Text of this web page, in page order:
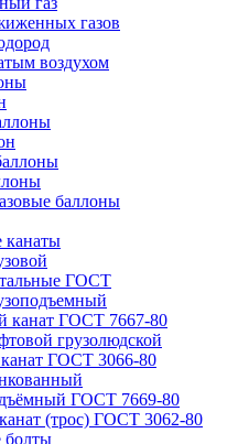
газов
воздухом
баллоны
канаты
ГОСТ
канат ГОСТ 7667-80
грузолюдской
ГОСТ 3066-80
ГОСТ 7669-80
(трос) ГОСТ 3062-80
болты